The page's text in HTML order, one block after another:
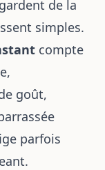
de la
simples.
compte
goût,
parfois